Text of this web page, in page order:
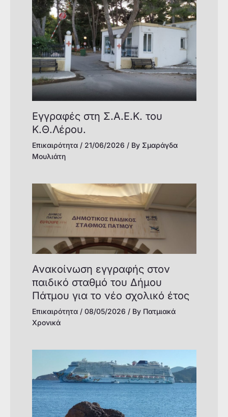
Εγγραφές στη Σ.Α.Ε.Κ. του
Κ.Θ.Λέρου.
Επικαιρότητα/ 21/06/2026 / By Σμαράγδα
Μουλιάτη
Ανακοίνωση εγγραφής στον
παιδικό σταθμό του Δήμου
Πάτμου για το νέο σχολικό έτος
Επικαιρότητα/ 08/05/2026 / By Πατμιακά
Χρονικά